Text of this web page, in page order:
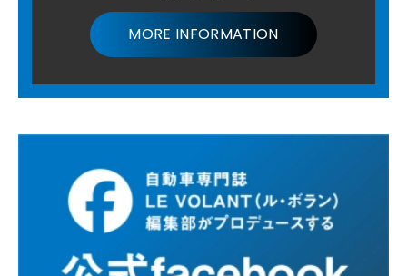
MORE INFORMATION